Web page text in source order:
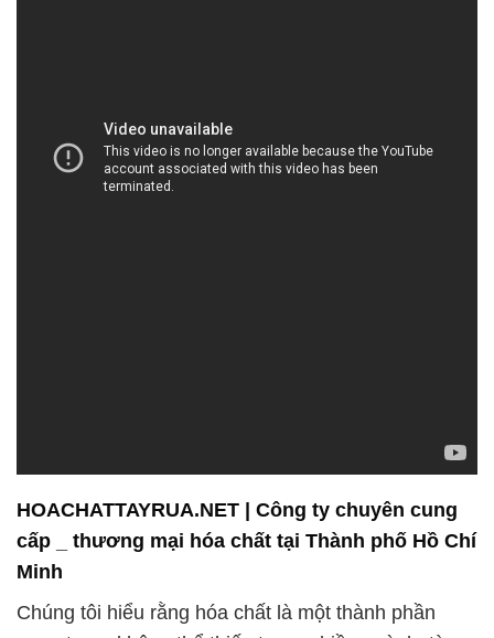
HOACHATTAYRUA.NET | Công ty chuyên cung
cấp _ thương mại hóa chất tại Thành phố Hồ Chí
Minh
Chúng tôi hiểu rằng hóa chất là một thành phần